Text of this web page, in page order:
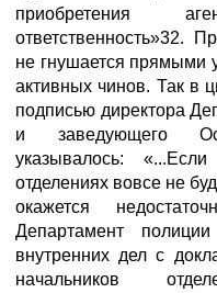
приобретения
ответственность»32.
не гнушается прямыми
активных чинов. Так в
подписью директора
и заведующего
указывалось:
отделениях вовсе не
окажется
Департамент
внутренних дел с
начальников